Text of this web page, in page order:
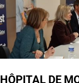
HÔPITAL DE